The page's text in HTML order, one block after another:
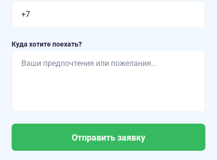
Куда хотите поехать?
Отправить заявку